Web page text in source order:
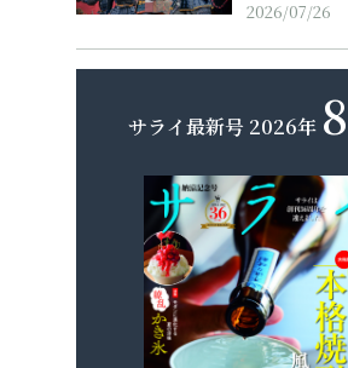
2026/07/26
サライ最新号 2026年 8